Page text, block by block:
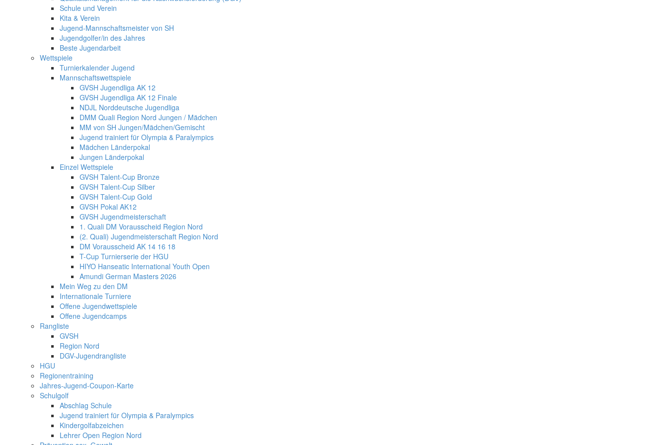
Schule und Verein
Kita & Verein
Jugend-Mannschaftsmeister von SH
Jugendgolfer/in des Jahres
Beste Jugendarbeit
Wettspiele
Turnierkalender Jugend
Mannschaftswettspiele
GVSH Jugendliga AK 12
GVSH Jugendliga AK 12 Finale
NDJL Norddeutsche Jugendliga
DMM Quali Region Nord Jungen / Mädchen
MM von SH Jungen/Mädchen/Gemischt
Jugend trainiert für Olympia & Paralympics
Mädchen Länderpokal
Jungen Länderpokal
Einzel Wettspiele
GVSH Talent-Cup Bronze
GVSH Talent-Cup Silber
GVSH Talent-Cup Gold
GVSH Pokal AK12
GVSH Jugendmeisterschaft
1. Quali DM Vorausscheid Region Nord
(2. Quali) Jugendmeisterschaft Region Nord
DM Vorausscheid AK 14 16 18
T-Cup Turnierserie der HGU
HIYO Hanseatic International Youth Open
Amundi German Masters 2026
Mein Weg zu den DM
Internationale Turniere
Offene Jugendwettspiele
Offene Jugendcamps
Rangliste
GVSH
Region Nord
DGV-Jugendrangliste
HGU
Regionentraining
Jahres-Jugend-Coupon-Karte
Schulgolf
Abschlag Schule
Jugend trainiert für Olympia & Paralympics
Kindergolfabzeichen
Lehrer Open Region Nord